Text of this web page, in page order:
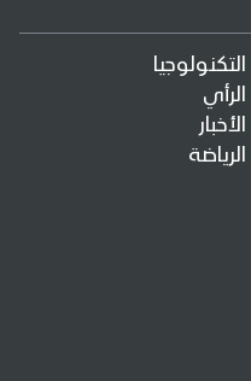
التكنولوجيا
الرأي
الأخبار
الرياضة